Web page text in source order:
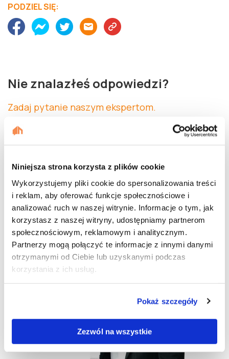
Niniejsza strona korzysta z plików cookie
Wykorzystujemy pliki cookie do spersonalizowania treści
i reklam, aby oferować funkcje społecznościowe i
analizować ruch w naszej witrynie. Informacje o tym, jak
korzystasz z naszej witryny, udostępniamy partnerom
społecznościowym, reklamowym i analitycznym.
Partnerzy mogą połączyć te informacje z innymi danymi
otrzymanymi od Ciebie lub uzyskanymi podczas
korzystania z ich usług.
Pokaż szczegóły
Zezwól na wszystkie
PODZIEL SIĘ:
Nie znalazłeś odpowiedzi?
Zadaj pytanie naszym ekspertom.
Dalej